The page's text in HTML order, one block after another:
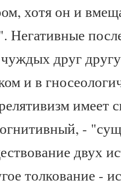
хотя он и
Негативные
друг
и в
имеет
-
двух
толкование -